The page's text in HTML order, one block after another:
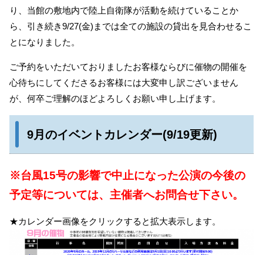
り、当館の敷地内で陸上自衛隊が活動を続けていることか
ら、引き続き9/27(金)までは全ての施設の貸出を見合わせるこ
とになりました。
ご予約をいただいておりましたお客様ならびに催物の開催を
心待ちにしてくださるお客様には大変申し訳ございません
が、何卒ご理解のほどよろしくお願い申し上げます。
9月のイベントカレンダー(9/19更新)
※台風15号の影響で中止になった公演の今後の
予定等については、主催者へお問合せ下さい。
★カレンダー画像をクリックすると拡大表示します。